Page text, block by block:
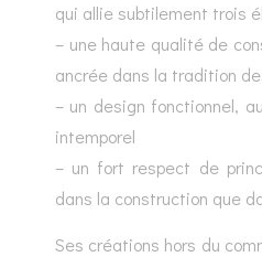
qui allie subtilement trois
– une haute qualité de
ancrée dans la tradition
– un design fonctionnel,
intemporel
– un fort respect de
dans la construction que
Ses créations hors du